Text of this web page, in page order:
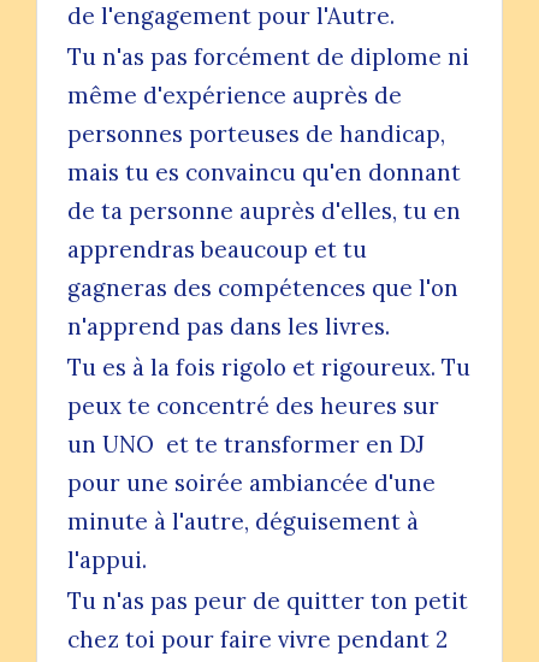
de l'engagement pour l'Autre.
Tu n'as pas forcément de diplome ni
même d'expérience auprès de
personnes porteuses de handicap,
mais tu es convaincu qu'en donnant
de ta personne auprès d'elles, tu en
apprendras beaucoup et tu
gagneras des compétences que l'on
n'apprend pas dans les livres.
Tu es à la fois rigolo et rigoureux. Tu
peux te concentré des heures sur
un UNO et te transformer en DJ
pour une soirée ambiancée d'une
minute à l'autre, déguisement à
l'appui.
Tu n'as pas peur de quitter ton petit
chez toi pour faire vivre pendant 2